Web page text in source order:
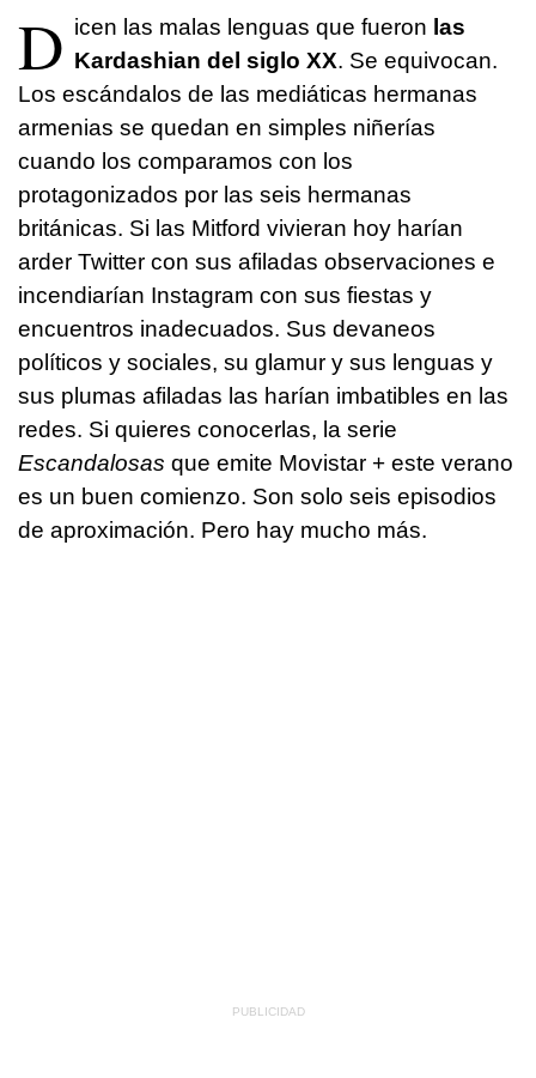
D icen las malas lenguas que fueron las
Kardashian del siglo XX. Se equivocan.
Los escándalos de las mediáticas hermanas
armenias se quedan en simples niñerías
cuando los comparamos con los
protagonizados por las seis hermanas
británicas. Si las Mitford vivieran hoy harían
arder Twitter con sus afiladas observaciones e
incendiarían Instagram con sus fiestas y
encuentros inadecuados. Sus devaneos
políticos y sociales, su glamur y sus lenguas y
sus plumas afiladas las harían imbatibles en las
redes. Si quieres conocerlas, la serie
Escandalosas que emite Movistar + este verano
es un buen comienzo. Son solo seis episodios
de aproximación. Pero hay mucho más.